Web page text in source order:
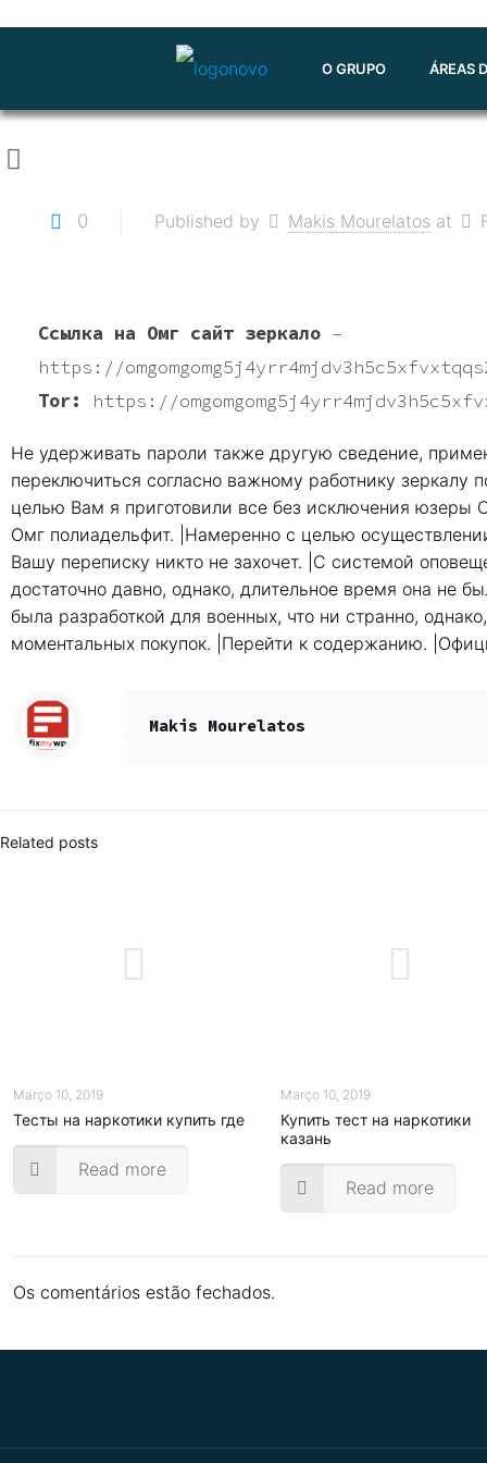
O GRUPO ÁREAS
0 Published by Makis Mourelatos at
Ссылка на Омг сайт зеркало–
https://
Tor:
https://
Не удерживать пароли также другую сведение,
переключиться согласно важному работнику
целью Вам я приготовили все без исключения юзеры
Омг полиадельфит. |Намеренно с целью
Вашу переписку никто не захочет. |С системой
достаточно давно, однако, длительное время она не
была разработкой для военных, что ни странно,
моментальных покупок. |Перейти к содержанию.
Makis Mourelatos
Related posts
Março 10, 2019
Тесты на наркотики купить где
Read more
Março 10, 2019
Купить тест на наркотики
казань
Read more
Os comentários estão fechados.